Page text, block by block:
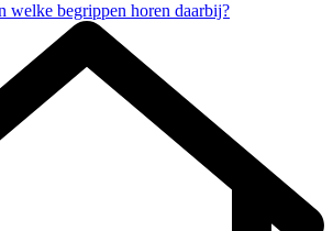
welke begrippen horen daarbij?